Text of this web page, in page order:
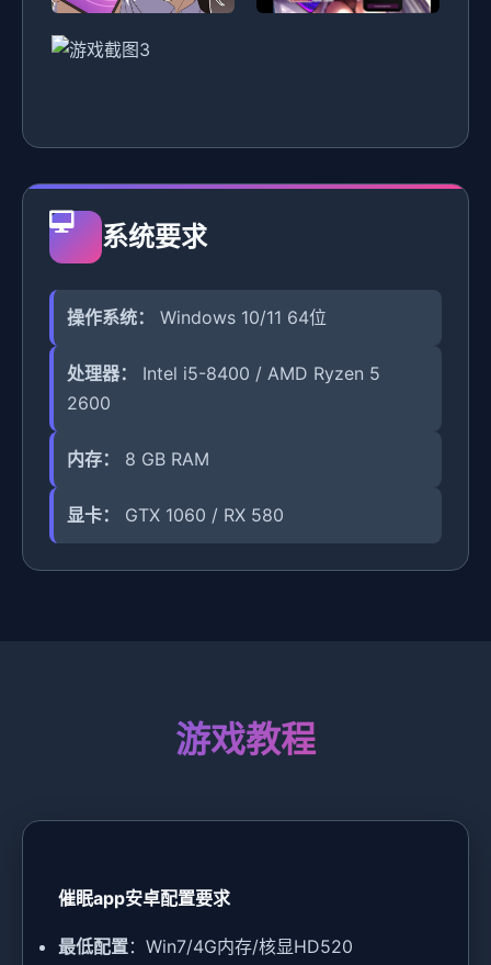
系统要求
操作系统： Windows 10/11 64位
处理器：
Intel i5-8400 / AMD Ryzen 5
2600
内存： 8 GB RAM
显卡： GTX 1060 / RX 580
游戏教程
催眠app安卓配置要求
​最低配置​​：Win7/4G内存/核显HD520